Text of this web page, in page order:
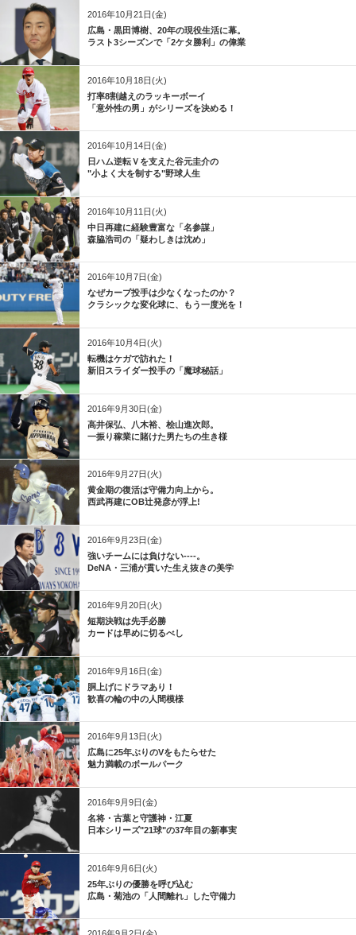
2016年10月21日(金)
広島・黒田博樹、20年の現役生活に幕。
ラスト3シーズンで「2ケタ勝利」の偉業
2016年10月18日(火)
打率8割越えのラッキーボーイ
「意外性の男」がシリーズを決める！
2016年10月14日(金)
日ハム逆転Ｖを支えた谷元圭介の
"小よく大を制する"野球人生
2016年10月11日(火)
中日再建に経験豊富な「名参謀」
森脇浩司の「疑わしきは沈め」
2016年10月7日(金)
なぜカーブ投手は少なくなったのか？
クラシックな変化球に、もう一度光を！
2016年10月4日(火)
転機はケガで訪れた！
新旧スライダー投手の「魔球秘話」
2016年9月30日(金)
高井保弘、八木裕、桧山進次郎。
一振り稼業に賭けた男たちの生き様
2016年9月27日(火)
黄金期の復活は守備力向上から。
西武再建にOB辻発彦が浮上!
2016年9月23日(金)
強いチームには負けない----。
DeNA・三浦が貫いた生え抜きの美学
2016年9月20日(火)
短期決戦は先手必勝
カードは早めに切るべし
2016年9月16日(金)
胴上げにドラマあり！
歓喜の輪の中の人間模様
2016年9月13日(火)
広島に25年ぶりのVをもたらせた
魅力満載のボールパーク
2016年9月9日(金)
名将・古葉と守護神・江夏
日本シリーズ"21球"の37年目の新事実
2016年9月6日(火)
25年ぶりの優勝を呼び込む
広島・菊池の「人間離れ」した守備力